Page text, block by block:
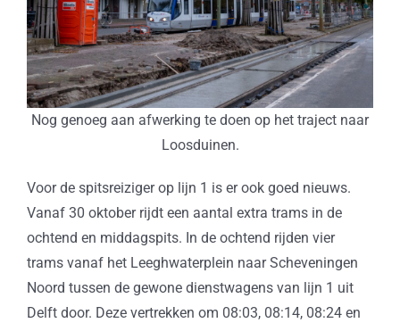
Nog genoeg aan afwerking te doen op het traject naar
Loosduinen.
Voor de spitsreiziger op lijn 1 is er ook goed nieuws.
Vanaf 30 oktober rijdt een aantal extra trams in de
ochtend en middagspits. In de ochtend rijden vier
trams vanaf het Leeghwaterplein naar Scheveningen
Noord tussen de gewone dienstwagens van lijn 1 uit
Delft door. Deze vertrekken om 08:03, 08:14, 08:24 en